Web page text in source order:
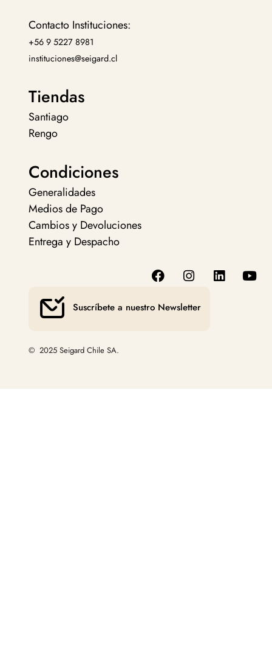
Contacto Instituciones:
+56 9 5227 8981
instituciones@seigard.cl
Tiendas
Santiago
Rengo
Condiciones
Generalidades
Medios de Pago
Cambios y Devoluciones
Entrega y Despacho
Suscríbete a nuestro Newsletter
© 2025 Seigard Chile SA.